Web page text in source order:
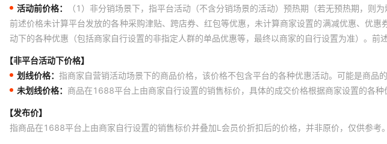
活动前价格：
（1）非分销场景下，指平台活动（不含分销场景的活动）预热期（若无预热期，
前述价格未计算平台发放的各种采购津贴、跨店券、红包等优惠，未计算商家设置的满减优惠、优
动下的各种优惠（包括商家自行设置的非指定人群的单品优惠等，最终以商家的自行设置为准）。
【非平台活动下价格】
划线价格： 指商家自营销活动场景下的商品价格，该价格不包含平台的各种优惠活动。可能是商品
未划线价格： 商品在1688平台上由商家自行设置的销售标价，具体的成交价格根据商家设置的各种
【发布价】
指商品在1688平台上由商家自行设置的销售标价并叠加L会员价折扣后的价格，并非原价，仅供参考。